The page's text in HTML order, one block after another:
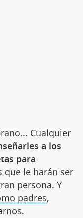
Cualquier
a los
para
que le harán ser
persona. Y
padres,